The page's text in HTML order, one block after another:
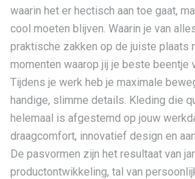
waarin het er hectisch aan toe gaat,
cool moeten blijven. Waarin je van
praktische zakken op de juiste plaats
momenten waarop jij je beste beentje
Tijdens je werk heb je maximale
handige, slimme details. Kleding die
helemaal is afgestemd op jouw
draagcomfort, innovatief design en
De pasvormen zijn het resultaat van
productontwikkeling, tal van